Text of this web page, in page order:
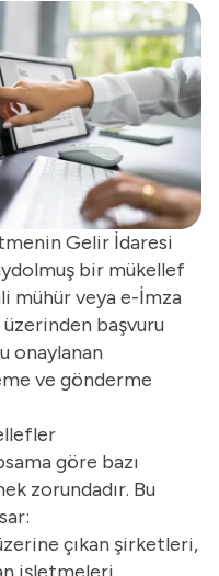
Gelir İdaresi
bir mükellef
mühür veya e-İmza
başvuru
onaylanan
ve gönderme
göre bazı
zorundadır. Bu
çıkan şirketleri,
işletmeleri,